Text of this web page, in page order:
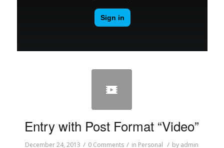
Entry with Post Format “Video”
December 24, 2013 / 0 Comments / in Personal / by admin